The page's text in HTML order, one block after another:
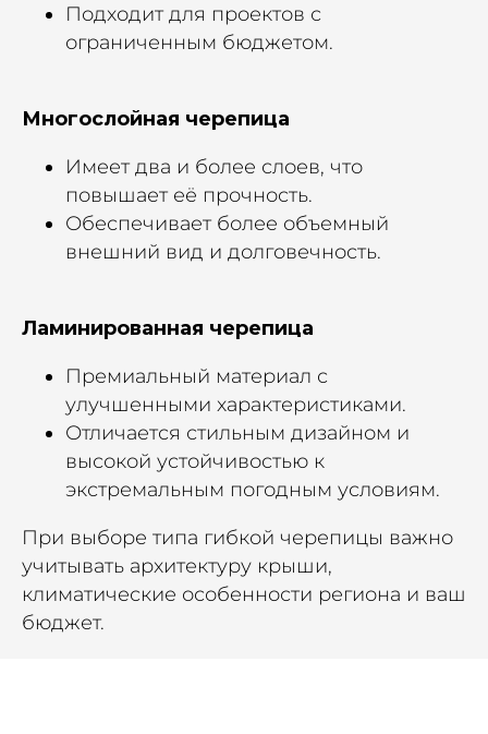
Подходит для проектов с
ограниченным бюджетом.
Многослойная черепица
Имеет два и более слоев, что
повышает её прочность.
Обеспечивает более объемный
внешний вид и долговечность.
Ламинированная черепица
Премиальный материал с
улучшенными характеристиками.
Отличается стильным дизайном и
высокой устойчивостью к
экстремальным погодным условиям.
При выборе типа гибкой черепицы важно
учитывать архитектуру крыши,
климатические особенности региона и ваш
бюджет.